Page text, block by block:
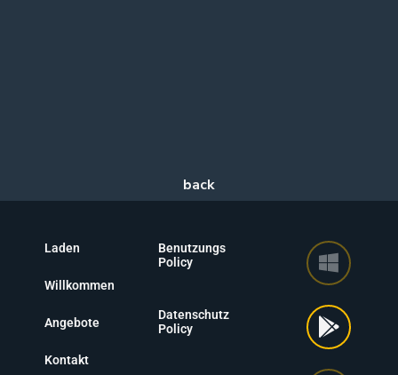
Laden
Willkommen
Angebote
Kontakt
Benutzungs
Policy
Datenschutz
Policy